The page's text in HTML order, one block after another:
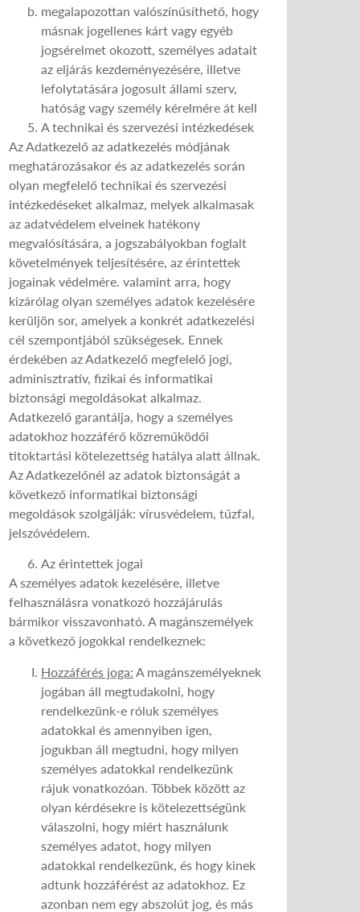
megalapozottan valószínűsíthető, hogy
másnak jogellenes kárt vagy egyéb
jogsérelmet okozott, személyes adatait
az eljárás kezdeményezésére, illetve
lefolytatására jogosult állami szerv,
hatóság vagy személy kérelmére át kell
A technikai és szervezési intézkedések
Az Adatkezelő az adatkezelés módjának
meghatározásakor és az adatkezelés során
olyan megfelelő technikai és szervezési
intézkedéseket alkalmaz, melyek alkalmasak
az adatvédelem elveinek hatékony
megvalósítására, a jogszabályokban foglalt
követelmények teljesítésére, az érintettek
jogainak védelmére. valamint arra, hogy
kizárólag olyan személyes adatok kezelésére
kerüljön sor, amelyek a konkrét adatkezelési
cél szempontjából szükségesek. Ennek
érdekében az Adatkezelő megfelelő jogi,
adminisztratív, fizikai és informatikai
biztonsági megoldásokat alkalmaz.
Adatkezelő garantálja, hogy a személyes
adatokhoz hozzáférő közreműködői
titoktartási kötelezettség hatálya alatt állnak.
Az Adatkezelőnél az adatok biztonságát a
következő informatikai biztonsági
megoldások szolgálják: vírusvédelem, tűzfal,
jelszóvédelem.
Az érintettek jogai
A személyes adatok kezelésére, illetve
felhasználásra vonatkozó hozzájárulás
bármikor visszavonható. A magánszemélyek
a következő jogokkal rendelkeznek:
Hozzáférés joga: A magánszemélyeknek
jogában áll megtudakolni, hogy
rendelkezünk-e róluk személyes
adatokkal és amennyiben igen,
jogukban áll megtudni, hogy milyen
személyes adatokkal rendelkezünk
rájuk vonatkozóan. Többek között az
olyan kérdésekre is kötelezettségünk
válaszolni, hogy miért használunk
személyes adatot, hogy milyen
adatokkal rendelkezünk, és hogy kinek
adtunk hozzáférést az adatokhoz. Ez
azonban nem egy abszolút jog, és más